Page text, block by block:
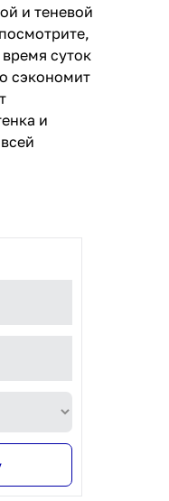
и теневой
суток
сэкономит
и